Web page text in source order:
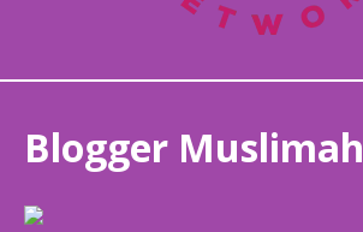
Blogger Muslimah